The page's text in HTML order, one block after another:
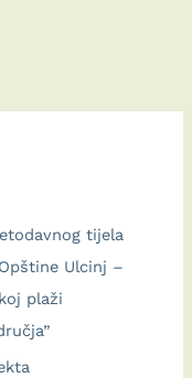
tijela
Ulcinj –
plaži